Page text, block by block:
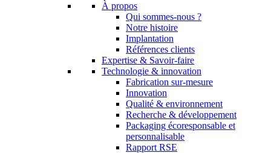
À propos
Qui sommes-nous ?
Notre histoire
Implantation
Références clients
Expertise & Savoir-faire
Technologie & innovation
Fabrication sur-mesure
Innovation
Qualité & environnement
Recherche & développement
Packaging écoresponsable et
personnalisable
Rapport RSE